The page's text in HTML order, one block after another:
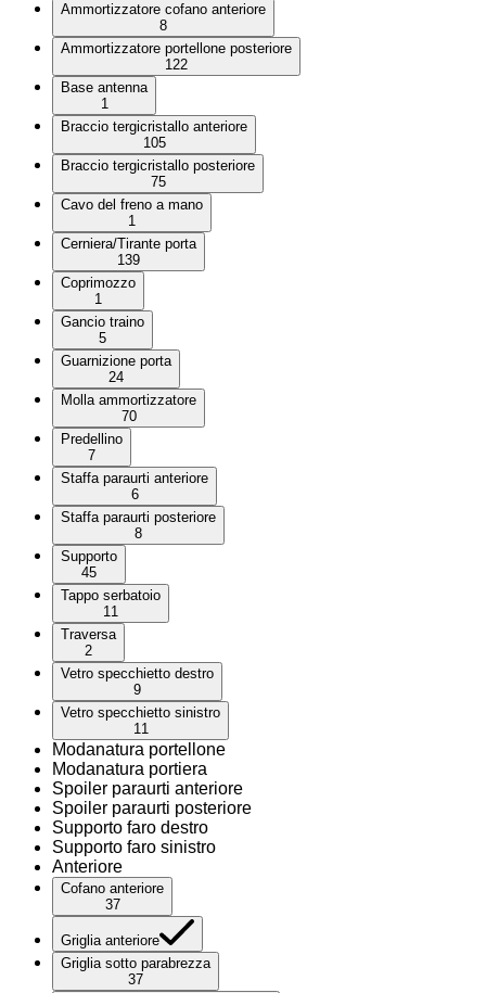
Ammortizzatore cofano anteriore
8
Ammortizzatore portellone posteriore
122
Base antenna
1
Braccio tergicristallo anteriore
105
Braccio tergicristallo posteriore
75
Cavo del freno a mano
1
Cerniera/Tirante porta
139
Coprimozzo
1
Gancio traino
5
Guarnizione porta
24
Molla ammortizzatore
70
Predellino
7
Staffa paraurti anteriore
6
Staffa paraurti posteriore
8
Supporto
45
Tappo serbatoio
11
Traversa
2
Vetro specchietto destro
9
Vetro specchietto sinistro
11
Modanatura portellone
Modanatura portiera
Spoiler paraurti anteriore
Spoiler paraurti posteriore
Supporto faro destro
Supporto faro sinistro
Anteriore
Cofano anteriore
37
Griglia anteriore
Griglia sotto parabrezza
37